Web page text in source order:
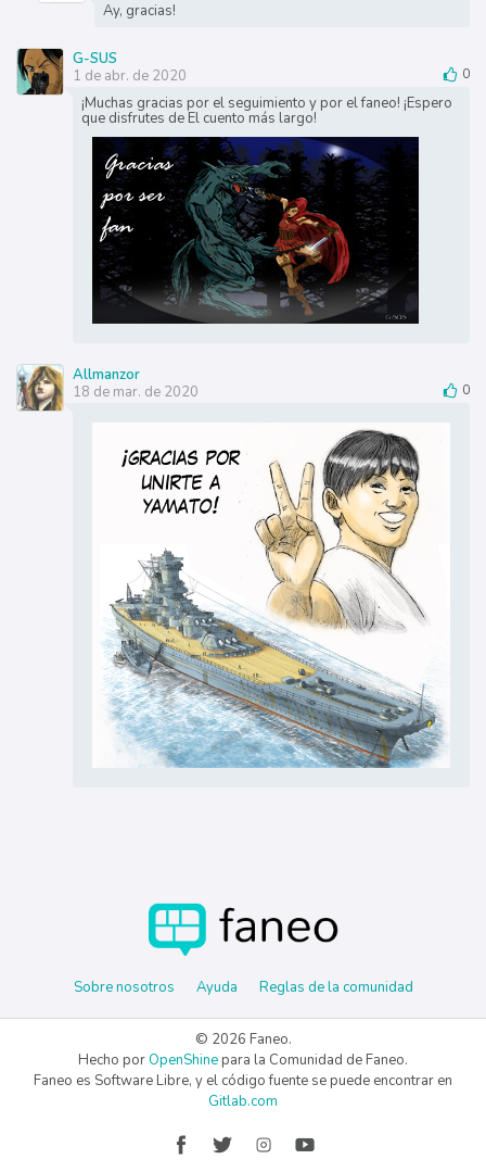
Ay, gracias!
G-SUS
1 de abr. de 2020
0
¡Muchas gracias por el seguimiento y por el faneo! ¡Espero
que disfrutes de El cuento más largo!
Allmanzor
18 de mar. de 2020
0
Sobre nosotros Ayuda Reglas de la comunidad
© 2026 Faneo.
Hecho porOpenShine para la Comunidad de Faneo.
Faneo es Software Libre, y el código fuente se puede encontrar en
Gitlab.com